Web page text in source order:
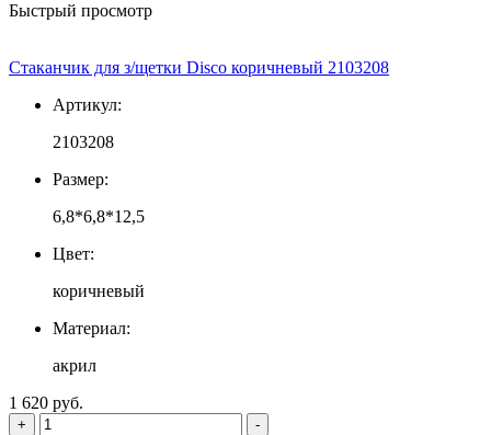
Быстрый просмотр
Стаканчик для з/щетки Disco коричневый 2103208
Артикул:
2103208
Размер:
6,8*6,8*12,5
Цвет:
коричневый
Материал:
акрил
1 620 руб.
+ -